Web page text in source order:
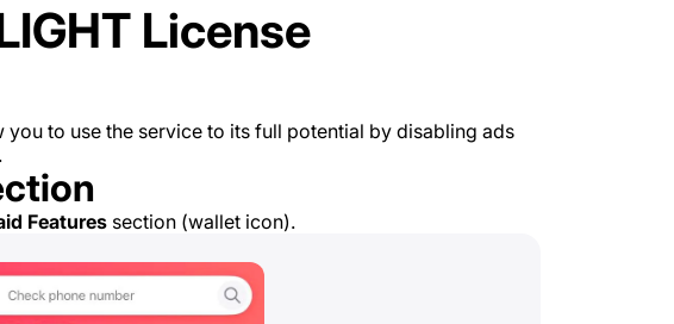
License
to use the service to its full potential by disabling ads
Features section (wallet icon).